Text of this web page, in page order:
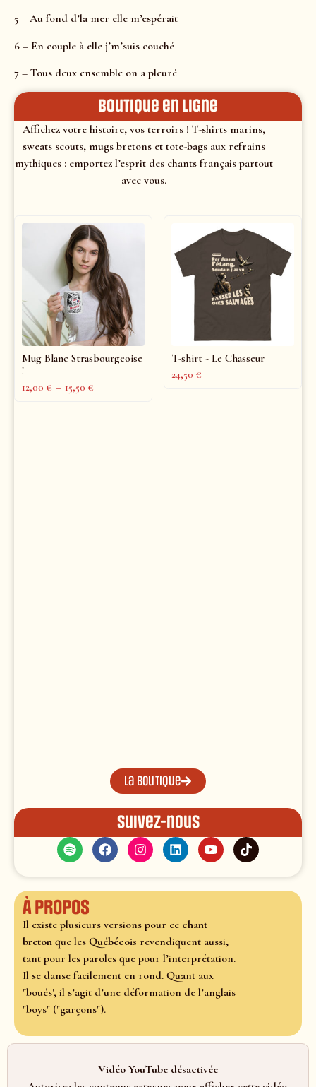
5 – Au fond d’la mer elle m’espérait
6 – En couple à elle j’m’suis couché
7 – Tous deux ensemble on a pleuré
Boutique en ligne
Affichez votre histoire, vos terroirs ! T-shirts marins,
sweats scouts, mugs bretons et tote-bags aux refrains
mythiques : emportez l’esprit des chants français partout
avec vous.
Mug Blanc Strasbourgeoise
!
12,00 € – 15,50 €
T-shirt - Le Chasseur
24,50 €
La boutique
Suivez-nous
À propos
Il existe plusieurs versions pour ce chant
breton que les Québécois revendiquent aussi,
tant pour les paroles que pour l’interprétation.
Il se danse facilement en rond. Quant aux
"boués', il s’agit d’une déformation de l’anglais
"boys" ("garçons").
Vidéo YouTube désactivée